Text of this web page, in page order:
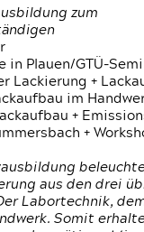
zum
in Plauen/GTÜ-
Lackierung +
im
+
+
aus den drei
Labortechnik,
Somit